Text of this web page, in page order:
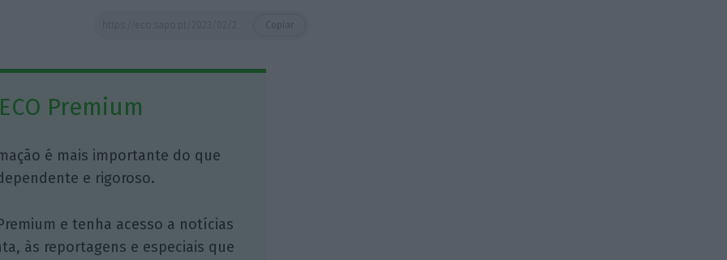
Premium
é mais importante do que
e rigoroso.
e tenha acesso a notícias
às reportagens e especiais que